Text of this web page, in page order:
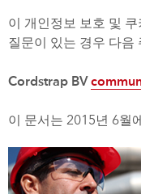
이 개인정보 보호 및
질문이 있는 경우 다음
Cordstrap BV
이 문서는 2015년 6월